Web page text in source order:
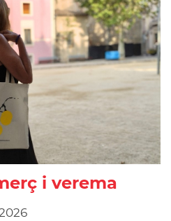
i verema